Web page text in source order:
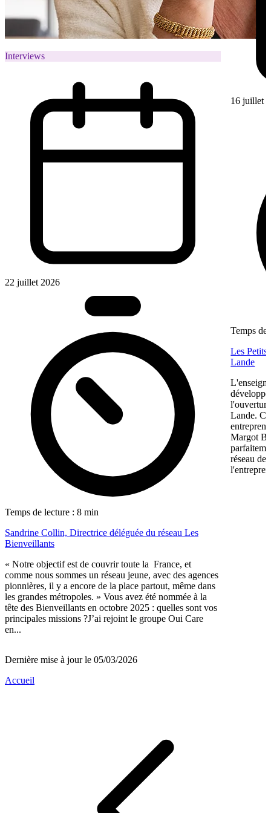
Interviews
22 juillet 2026
Temps de lecture : 8 min
Sandrine Collin, Directrice déléguée du réseau Les
Bienveillants
« Notre objectif est de couvrir toute la France, et
comme nous sommes un réseau jeune, avec des agences
pionnières, il y a encore de la place partout, même dans
les grandes métropoles. » Vous avez été nommée à la
tête des Bienveillants en octobre 2025 : quelles sont vos
principales missions ?J’ai rejoint le groupe Oui Care
en...
16 juillet
Temps de
Les Petits
Lande
Lande.
Margot
réseau de
Dernière mise à jour le 05/03/2026
Accueil